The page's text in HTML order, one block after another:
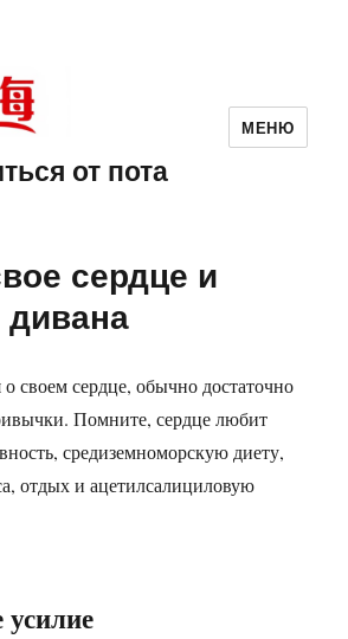
от пота
МЕНЮ
сердце и
дивана
о своем сердце, обычно достаточно
Помните, сердце любит
средиземноморскую диету,
отдых и ацетилсалициловую